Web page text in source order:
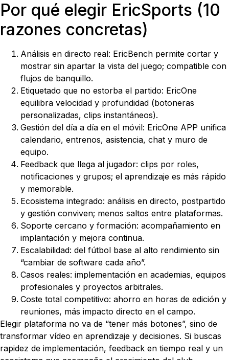
Por qué elegir EricSports (10
razones concretas)
Análisis en directo real: EricBench permite cortar y
mostrar sin apartar la vista del juego; compatible con
flujos de banquillo.
Etiquetado que no estorba el partido: EricOne
equilibra velocidad y profundidad (botoneras
personalizadas, clips instantáneos).
Gestión del día a día en el móvil: EricOne APP unifica
calendario, entrenos, asistencia, chat y muro de
equipo.
Feedback que llega al jugador: clips por roles,
notificaciones y grupos; el aprendizaje es más rápido
y memorable.
Ecosistema integrado: análisis en directo, postpartido
y gestión conviven; menos saltos entre plataformas.
Soporte cercano y formación: acompañamiento en
implantación y mejora continua.
Escalabilidad: del fútbol base al alto rendimiento sin
“cambiar de software cada año”.
Casos reales: implementación en academias, equipos
profesionales y proyectos arbitrales.
Coste total competitivo: ahorro en horas de edición y
reuniones, más impacto directo en el campo.
Elegir plataforma no va de “tener más botones”, sino de
transformar vídeo en aprendizaje y decisiones. Si buscas
rapidez de implementación, feedback en tiempo real y un